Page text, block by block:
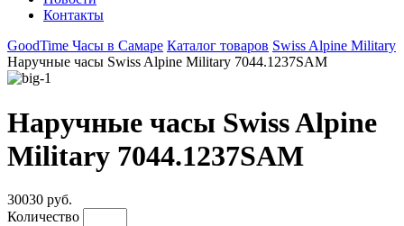
Контакты
GoodTime Часы в Самаре Каталог товаров Swiss Alpine Military
Наручные часы Swiss Alpine Military 7044.1237SAM
Наручные часы Swiss Alpine
Military 7044.1237SAM
30030 руб.
Количество